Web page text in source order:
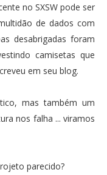
no SXSW pode ser
de dados com
desabrigadas foram
camisetas que
em seu blog.
mas também um
nos falha ... viramos
parecido?